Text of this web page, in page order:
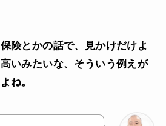
険とかの話で、見かけだけよ
いみたいな、そういう例えが
ね。